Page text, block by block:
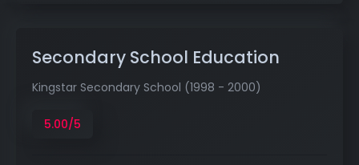
Secondary School Education
Kingstar Secondary School (1998 - 2000)
5.00/5